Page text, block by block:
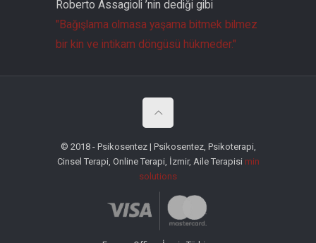
Roberto Assagioli ’nin dediği gibi
"Bağışlama olmasa yaşama bitmek bilmez
bir kin ve intikam döngüsü hükmeder."
© 2018 - Psikosentez | Psikosentez, Psikoterapi,
Cinsel Terapi, Online Terapi, İzmir, Aile Terapisi min
solutions